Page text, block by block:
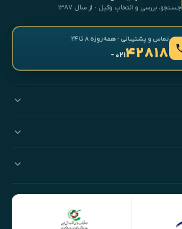
جستجو، بررسی و انتخابِ وکیل · از سال ۱۳۸۷
تماس و پشتیبانی · همه‌روزه ۸ تا ۲۴
۴۲۸۱۸- ۰۲۱